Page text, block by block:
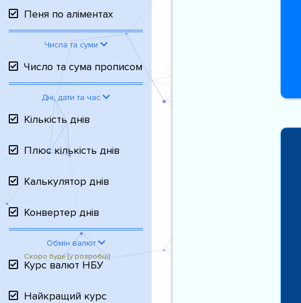
Пеня по аліментах
Числа та суми
Число та сума прописом
Дні, дати та час
Кількість днів
Плюс кількість днів
Калькулятор днів
Конвертер днів
Обмін валют
Курс валют НБУ
Найкращий курс